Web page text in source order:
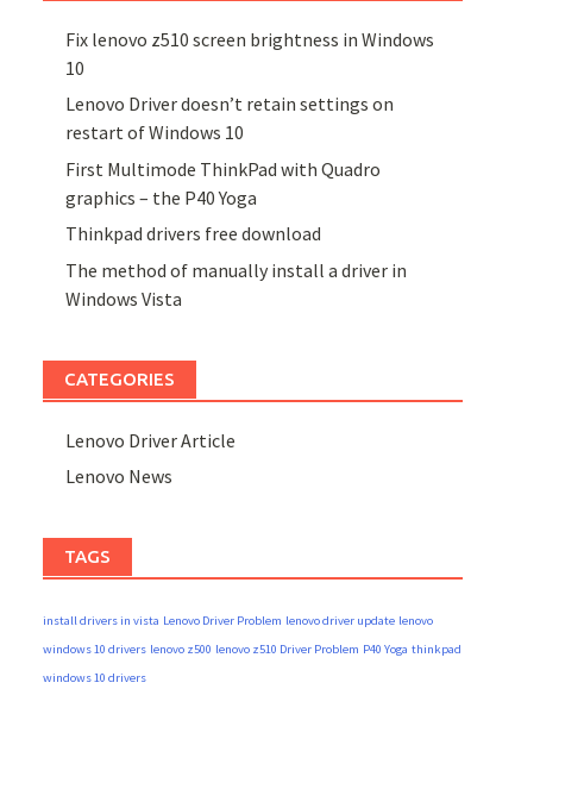
Fix lenovo z510 screen brightness in Windows
10
Lenovo Driver doesn’t retain settings on
restart of Windows 10
First Multimode ThinkPad with Quadro
graphics – the P40 Yoga
Thinkpad drivers free download
The method of manually install a driver in
Windows Vista
CATEGORIES
Lenovo Driver Article
Lenovo News
TAGS
install drivers in vista Lenovo Driver Problem lenovo driver update lenovo
windows 10 drivers lenovo z500 lenovo z510 Driver Problem P40 Yoga thinkpad
windows 10 drivers